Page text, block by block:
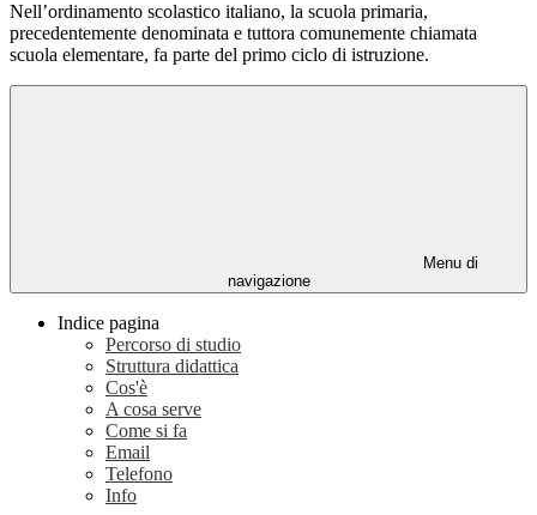
Nell’ordinamento scolastico italiano, la scuola primaria,
precedentemente denominata e tuttora comunemente chiamata
scuola elementare, fa parte del primo ciclo di istruzione.
Menu di
navigazione
Indice pagina
Percorso di studio
Struttura didattica
Cos'è
A cosa serve
Come si fa
Email
Telefono
Info